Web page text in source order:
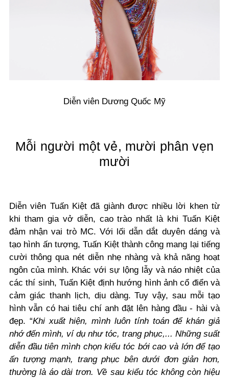
Diễn viên Dương Quốc Mỹ
Mỗi người một vẻ, mười phân vẹn
mười
Diễn viên Tuấn Kiệt đã giành được nhiều lời khen từ
khi tham gia vở diễn, cao trào nhất là khi Tuấn Kiệt
đảm nhận vai trò MC. Với lối dẫn dắt duyên dáng và
tạo hình ấn tượng, Tuấn Kiệt thành công mang lại tiếng
cười thông qua nét diễn nhẹ nhàng và khả năng hoạt
ngôn của mình. Khác với sự lộng lẫy và náo nhiệt của
các thí sinh, Tuấn Kiệt định hướng hình ảnh cổ điển và
cảm giác thanh lịch, dịu dàng. Tuy vậy, sau mỗi tạo
hình vẫn có hai tiêu chí anh đặt lên hàng đầu - hài và
đẹp. “Khi xuất hiện, mình luôn tính toán để khán giả
nhớ đến mình, ví dụ như tóc, trang phục,... Những suất
diễn đầu tiên mình chọn kiểu tóc bới cao và lớn để tạo
ấn tượng mạnh, trang phục bên dưới đơn giản hơn,
thường là áo dài trơn. Về sau kiểu tóc không còn hiệu